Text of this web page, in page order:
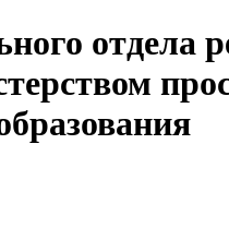
отдела